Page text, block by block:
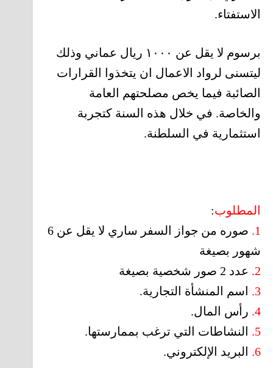
الاستفتاء.
برسوم لا يقل عن ١٠٠٠ ريال عماني وذلك
ليتسنى لرواد الاعمال ان يتخذوا القرارات
الصائبة فيما يخص مصلحتهم العامة
والخاصة. في خلال هذه السنة كتجربة
استثمارية في السلطنة.
المطلوب:
1.
صوره من جواز السفر ساري لا يقل عن 6
شهور بصيغة
2. عدد 2 صور شخصية بصيغة
3.
اسم المنشأة التجارية.
4. رأس المال.
5.
النشاطات التي ترغب بممارستها.
6.
البريد الإلكتروني.